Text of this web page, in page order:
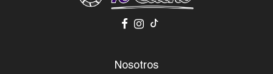
Nosotros